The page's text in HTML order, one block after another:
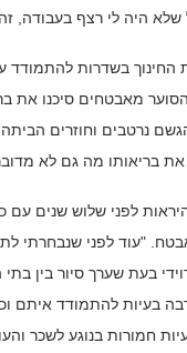
שלא היה לי רצף בעבודה,
החינוך בשדרות
מאבטחים סיכנו את
נרטבים וחוזרים
בריאותו מה גם לא
לפני שלוש שנים עם
"עוד לפני שנבחרתי
בעת שערך סיור בין
בעיות להתמודד
חמורות בנוגע לשכר